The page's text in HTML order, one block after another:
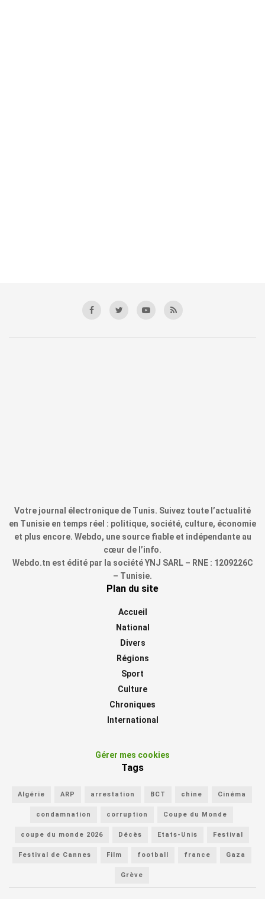
Votre journal électronique de Tunis. Suivez toute l’actualité
en Tunisie en temps réel : politique, société, culture, économie
et plus encore. Webdo, une source fiable et indépendante au
cœur de l’info.
Webdo.tn est édité par la société YNJ SARL – RNE : 1209226C
– Tunisie.
Plan du site
Accueil
National
Divers
Régions
Sport
Culture
Chroniques
International
Gérer mes cookies
Tags
Algérie ARP arrestation BCT chine Cinéma
condamnation corruption Coupe du Monde
coupe du monde 2026 Décès Etats-Unis Festival
Festival de Cannes Film football france Gaza
Grève